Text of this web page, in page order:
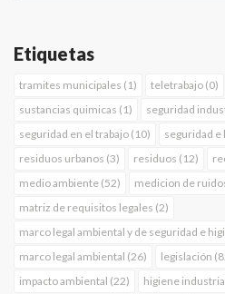
Etiquetas
tramites municipales (1) teletrabajo (0)
sustancias quimicas (1)
seguridad
seguridad en el trabajo (10)
seguridad e
residuos urbanos (3)
residuos (12)
medio ambiente (52)
medicion de
matriz de requisitos legales (2)
marco legal ambiental y de seguridad e
marco legal ambiental (26)
legislación
impacto ambiental (22)
higiene